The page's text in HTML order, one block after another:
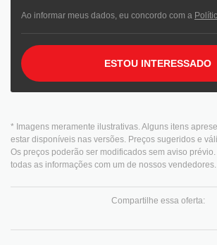
* Imagens meramente ilustrativas. Alguns itens
estar disponíveis nas versões. Preços sugeridos e
Os preços poderão ser modificados sem aviso
todas as informações com um de nossos vendedores.
Compartilhe essa oferta:
Ao informar meus dados, eu concordo com a
ESTOU INTERESSADO